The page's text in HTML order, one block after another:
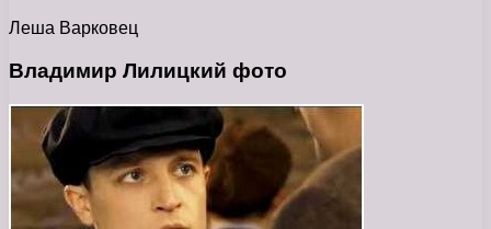
Леша Варковец
Владимир Лилицкий фото